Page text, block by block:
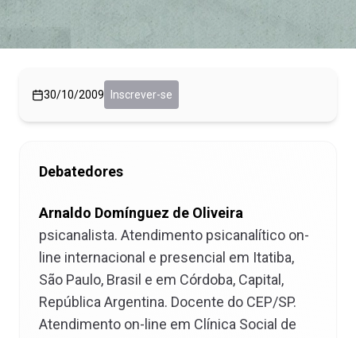
30/10/2009 Inscrever-se
Debatedores
Arnaldo Domínguez de Oliveira
psicanalista. Atendimento psicanalítico on-
line internacional e presencial em Itatiba,
São Paulo, Brasil e em Córdoba, Capital,
República Argentina. Docente do CEP/SP.
Atendimento on-line em Clínica Social de